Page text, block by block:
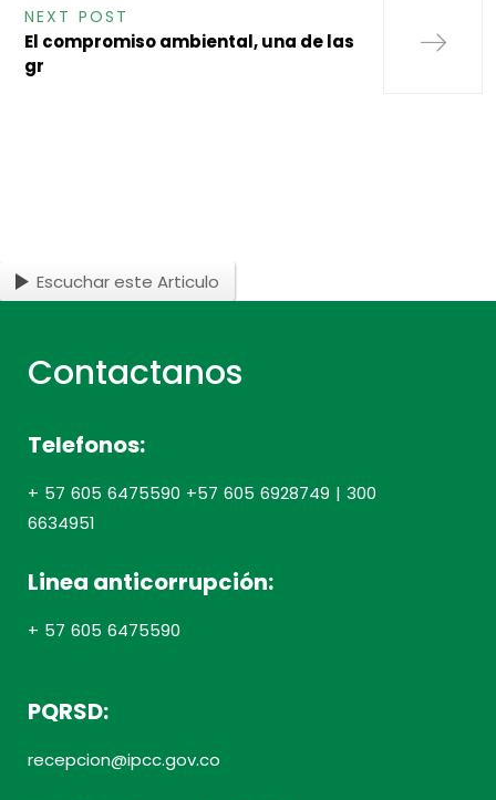
NEXT POST
El compromiso ambiental, una de las
gr
Escuchar este Articulo
Contactanos
Telefonos:
+ 57 605 6475590 +57 605 6928749 | 300
6634951
Linea anticorrupción:
+ 57 605 6475590
PQRSD:
recepcion@ipcc.gov.co